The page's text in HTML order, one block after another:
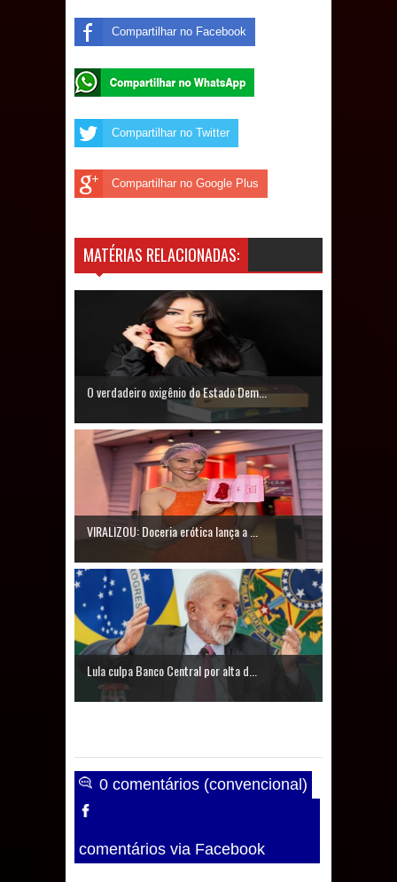
Compartilhar no Facebook
Compartilhar no Twitter
Compartilhar no Google Plus
MATÉRIAS RELACIONADAS:
O verdadeiro oxigênio do Estado Dem...
VIRALIZOU: Doceria erótica lança a ...
Lula culpa Banco Central por alta d...
0 comentários (convencional)
comentários via Facebook